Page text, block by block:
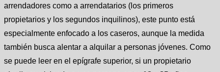
arrendadores como a arrendatarios (los primeros
propietarios y los segundos inquilinos), este punto está
especialmente enfocado a los caseros, aunque la medida
también busca alentar a alquilar a personas jóvenes. Como
se puede leer en el epígrafe superior, si un propietario